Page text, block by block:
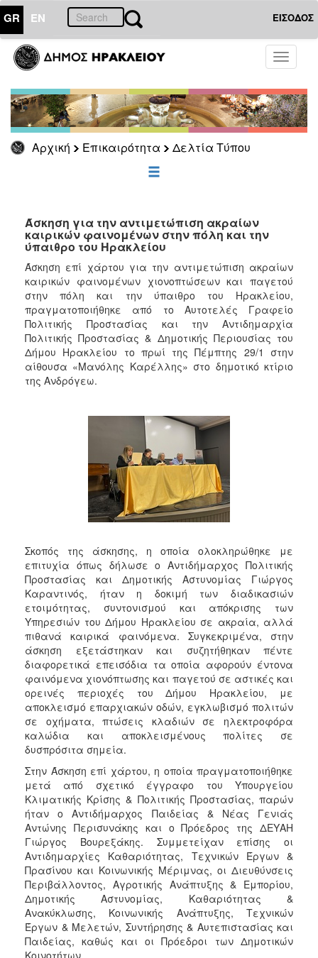
GR EN ΕΙΣΟΔΟΣ
Toggle
Αρχική Επικαιρότητα Δελτία Τύπου
ΕΠΙΚΑΙΡΟΤΗΤΑ
Τύπου
Αρχείο
ΕΠΙΣΚΕΠΤΗΣ
ΗΡΑΚΛΕΙΟ
Άσκηση για την αντιμετώπιση ακραίων
καιρικών φαινομένων στην πόλη και την
ύπαιθρο του Ηρακλείου
Άσκηση επί χάρτου για την αντιμετώπιση ακραίων
καιρικών φαινομένων χιονοπτώσεων και παγετού
στην πόλη και την ύπαιθρο του Ηρακλείου,
πραγματοποιήθηκε από το Αυτοτελές Γραφείο
Πολιτικής Προστασίας και την Αντιδημαρχία
Πολιτικής Προστασίας & Δημοτικής Περιουσίας του
Δήμου Ηρακλείου το πρωί της Πέμπτης 29/1 στην
αίθουσα «Μανόλης Καρέλλης» στο δημοτικό κτίριο
της Ανδρόγεω.
Σκοπός της άσκησης, η οποία ολοκληρώθηκε με
επιτυχία όπως δήλωσε ο Αντιδήμαρχος Πολιτικής
Προστασίας και Δημοτικής Αστυνομίας Γιώργος
Καραντινός, ήταν η δοκιμή των διαδικασιών
ετοιμότητας, συντονισμού και απόκρισης των
Υπηρεσιών του Δήμου Ηρακλείου σε ακραία, αλλά
πιθανά καιρικά φαινόμενα. Συγκεκριμένα, στην
άσκηση εξετάστηκαν και συζητήθηκαν πέντε
διαφορετικά επεισόδια τα οποία αφορούν έντονα
φαινόμενα χιονόπτωσης και παγετού σε αστικές και
ορεινές περιοχές του Δήμου Ηρακλείου, με
αποκλεισμό επαρχιακών οδών, εγκλωβισμό πολιτών
σε οχήματα, πτώσεις κλαδιών σε ηλεκτροφόρα
καλώδια και αποκλεισμένους πολίτες σε
δυσπρόσιτα σημεία.
Στην Άσκηση επί χάρτου, η οποία πραγματοποιήθηκε
μετά από σχετικό έγγραφο του Υπουργείου
Κλιματικής Κρίσης & Πολιτικής Προστασίας, παρών
ήταν ο Αντιδήμαρχος Παιδείας & Νέας Γενιάς
Αντώνης Περισυνάκης και ο Πρόεδρος της ΔΕΥΑΗ
Γιώργος Βουρεξάκης. Συμμετείχαν επίσης οι
Αντιδημαρχίες Καθαριότητας, Τεχνικών Έργων &
Πρασίνου και Κοινωνικής Μέριμνας, οι Διευθύνσεις
Περιβάλλοντος, Αγροτικής Ανάπτυξης & Εμπορίου,
Δημοτικής Αστυνομίας, Καθαριότητας &
Ανακύκλωσης, Κοινωνικής Ανάπτυξης, Τεχνικών
Έργων & Μελετών, Συντήρησης & Αυτεπιστασίας και
Παιδείας, καθώς και οι Πρόεδροι των Δημοτικών
Κοινοτήτων.